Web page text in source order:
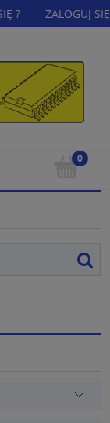
? ZALOGUJ SIĘ